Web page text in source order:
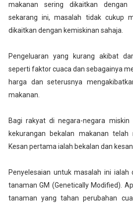
makanan sering dikaitkan dengan
sekarang ini, masalah tidak cukup
dikaitkan dengan kemiskinan sahaja.
Pengeluaran yang kurang akibat
seperti faktor cuaca dan sebagainya
harga dan seterusnya
makanan.
Bagi rakyat di negara-negara miskin
kekurangan bekalan makanan telah
Kesan pertama ialah bekalan dan
Penyelesaian untuk masalah ini ialah
tanaman GM (Genetically Modified).
tanaman yang tahan perubahan